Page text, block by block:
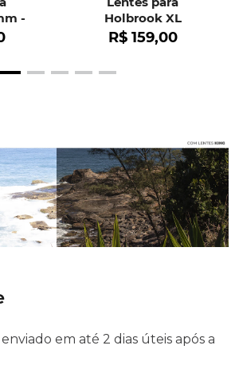
-
Holbrook XL
R$ 159,00
em até 2 dias úteis após a